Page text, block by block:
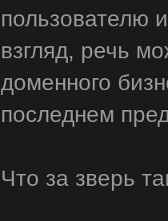
пользователю
взгляд, речь
доменного
последнем
Что за зверь